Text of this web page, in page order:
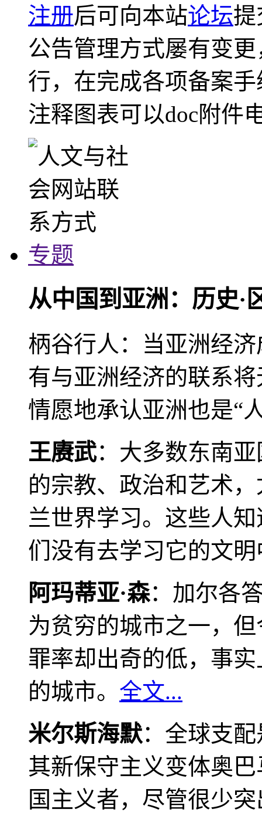
注册后可向本站论坛提
公告管理方式屡有变
行，在完成各项备案
注释图表可以doc附件
专题
从中国到亚洲：历史·
柄谷行人：当亚洲经
有与亚洲经济的联系
情愿地承认亚洲也是“
王赓武：大多数东南
的宗教、政治和艺术
兰世界学习。这些人
们没有去学习它的文
阿玛蒂亚·森：加尔各
为贫穷的城市之一，
罪率却出奇的低，事
的城市。 全文...
米尔斯海默：全球支
其新保守主义变体奥
国主义者，尽管很少